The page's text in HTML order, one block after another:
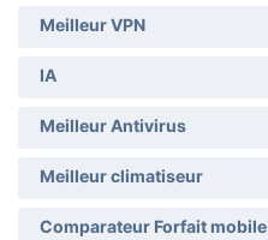
Meilleur VPN
IA
Meilleur Antivirus
Meilleur climatiseur
Comparateur Forfait mobile